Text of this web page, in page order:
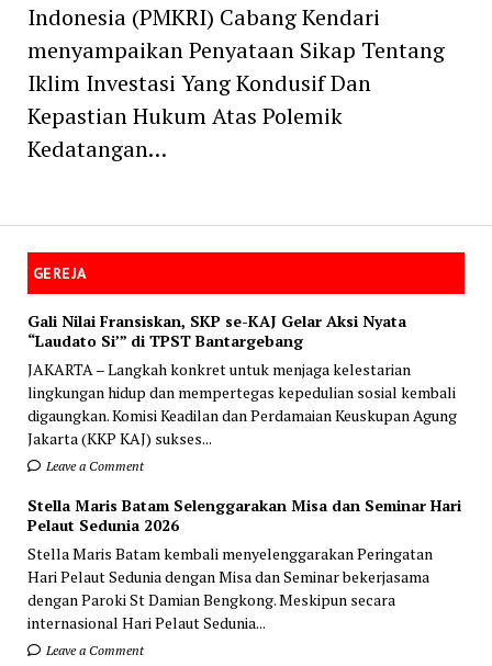
GEREJA
Gali Nilai Fransiskan, SKP se-KAJ Gelar Aksi Nyata
“Laudato Si’” di TPST Bantargebang
JAKARTA – Langkah konkret untuk menjaga kelestarian
lingkungan hidup dan mempertegas kepedulian sosial kembali
digaungkan. Komisi Keadilan dan Perdamaian Keuskupan Agung
Jakarta (KKP KAJ) sukses...
Leave a Comment
Stella Maris Batam Selenggarakan Misa dan Seminar Hari
Pelaut Sedunia 2026
Stella Maris Batam kembali menyelenggarakan Peringatan
Hari Pelaut Sedunia dengan Misa dan Seminar bekerjasama
dengan Paroki St Damian Bengkong. Meskipun secara
internasional Hari Pelaut Sedunia...
Leave a Comment
Indonesia (PMKRI) Cabang Kendari
menyampaikan Penyataan Sikap Tentang
Iklim Investasi Yang Kondusif Dan
Kepastian Hukum Atas Polemik
Kedatangan…